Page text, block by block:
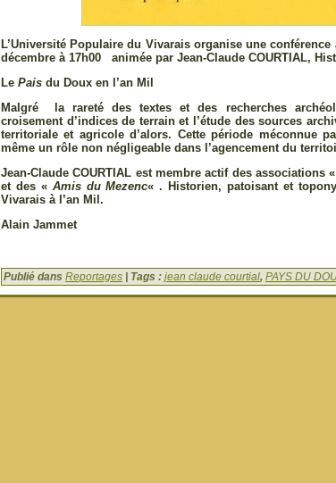
L’Université Populaire du Vivarais organise une
décembre à 17h00 animée par Jean-Claude COURTIAL,
Le Pais du Doux en l’an Mil
Malgré la rareté des textes et des recherches
croisement d’indices de terrain et l’étude des sources
territoriale et agricole d’alors. Cette période méconnue
même un rôle non négligeable dans l’agencement du
Jean-Claude COURTIAL est membre actif des associations
et des « Amis du Mezenc« . Historien, patoisant et
Vivarais à l’an Mil.
Alain Jammet
Publié dans Reportages | Tags : jean claude courtial, PAYS DU